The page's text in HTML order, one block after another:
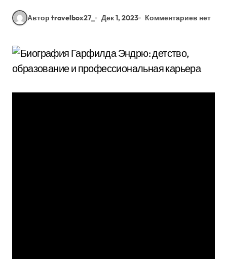
Автор travelbox27_ Дек 1, 2023 Комментариев нет